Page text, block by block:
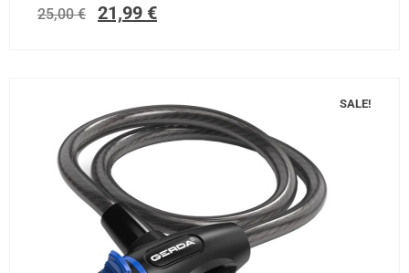
25,00€ 21,99 €
SALE!